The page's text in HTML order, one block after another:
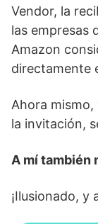
Vendor, la
las empresas
Amazon
directamente
Ahora mismo,
la invitación,
A mí también
¡Ilusionado, y